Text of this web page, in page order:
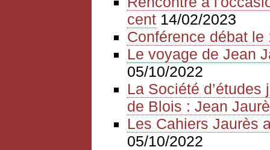
cent 14/02/2023
Conférence débat
Le voyage de Jean
05/10/2022
La Société
de Blois : Jean
Les Cahiers Jaurès
05/10/2022